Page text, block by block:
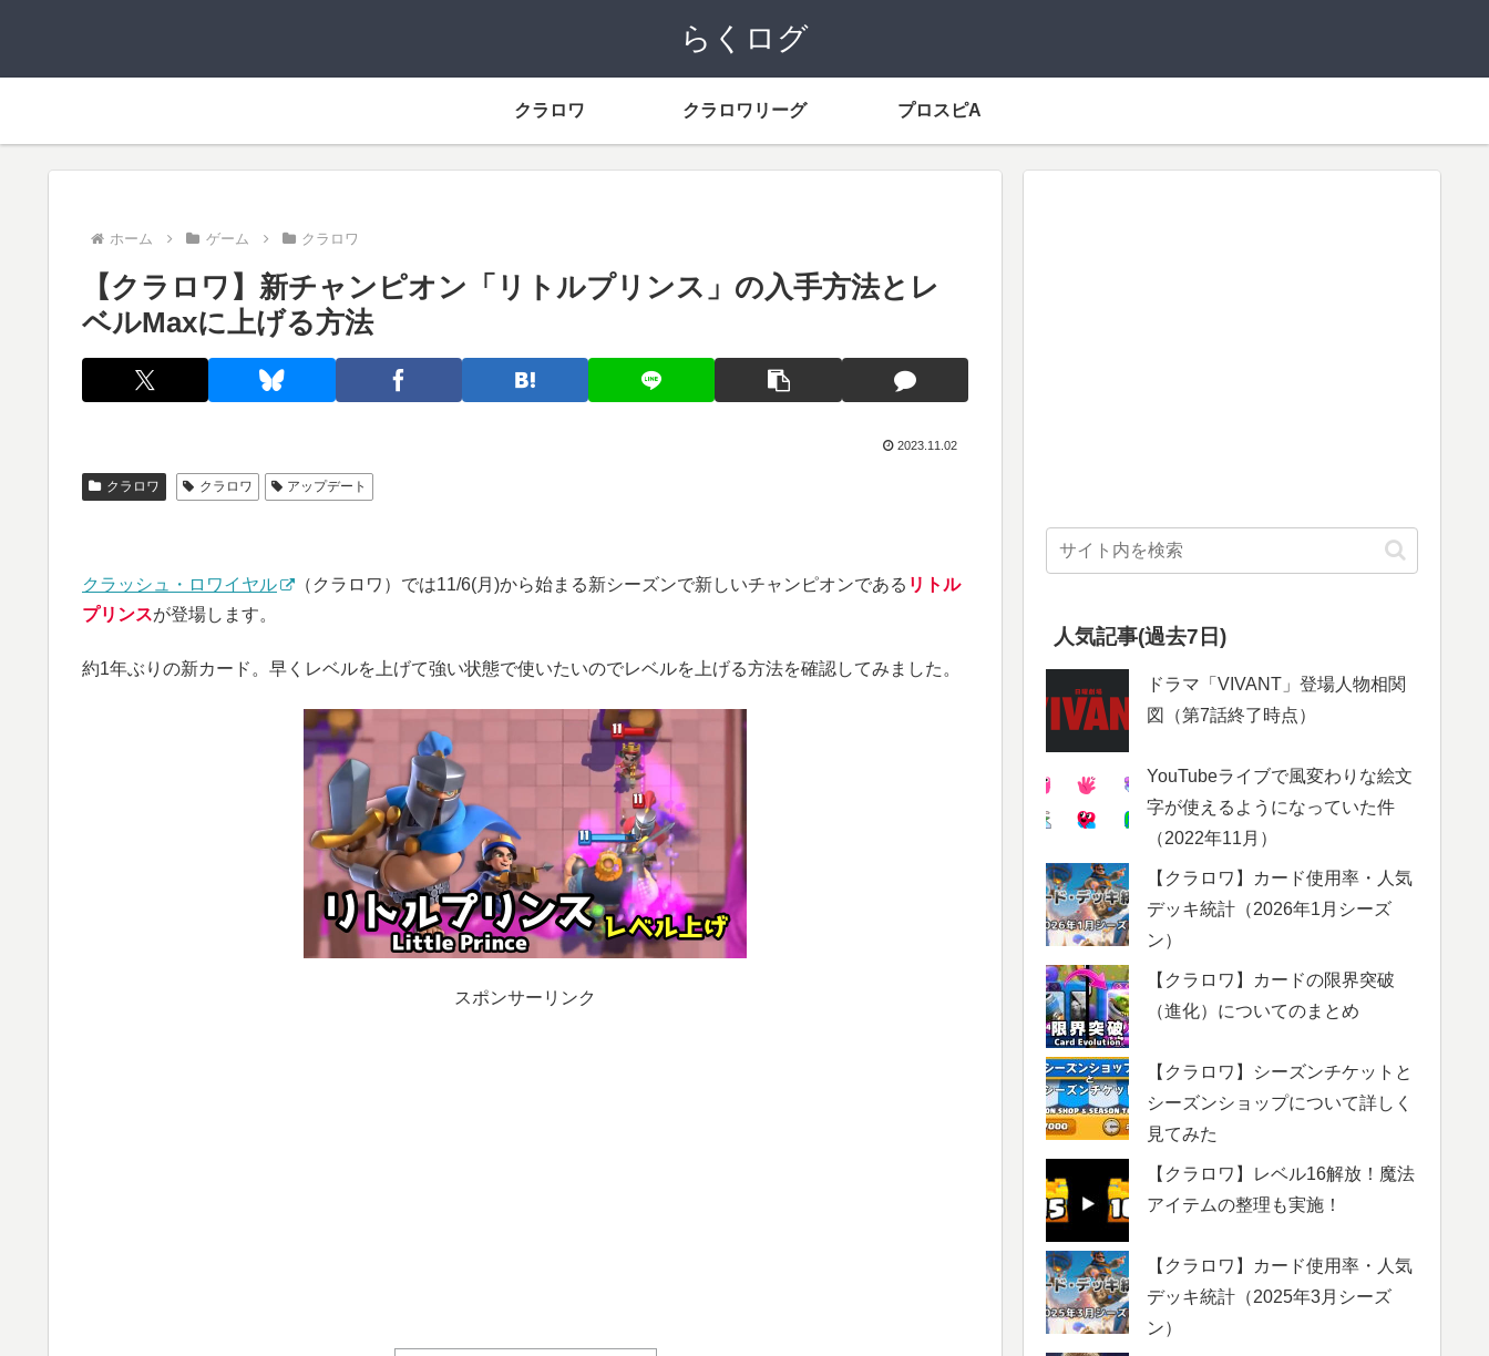
らくログ
クラロワ クラロワリーグ プロスピA
ホーム ゲーム クラロワ
【クラロワ】新チャンピオン「リトルプリンス」の入手方法とレ
ベルMaxに上げる方法
2023.11.02
クラロワ クラロワ アップデート
クラッシュ・ロワイヤル （クラロワ）では11/6(月)から始まる新シーズンで新しいチャンピオンである リトル
プリンスが登場します。
約1年ぶりの新カード。早くレベルを上げて強い状態で使いたいのでレベルを上げる方法を確認してみました。
スポンサーリンク
人気記事(過去7日)
ドラマ「VIVANT」登場人物相関
図（第7話終了時点）
YouTubeライブで風変わりな絵文
字が使えるようになっていた件
（2022年11月）
【クラロワ】カード使用率・人気
デッキ統計（2026年1月シーズ
ン）
【クラロワ】カードの限界突破
（進化）についてのまとめ
【クラロワ】シーズンチケットと
シーズンショップについて詳しく
見てみた
【クラロワ】レベル16解放！魔法
アイテムの整理も実施！
【クラロワ】カード使用率・人気
デッキ統計（2025年3月シーズ
ン）